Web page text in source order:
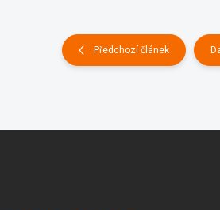
Předchozí článek